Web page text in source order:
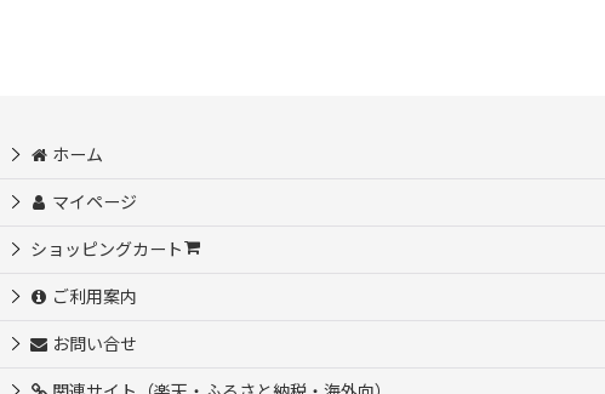
ホーム
マイページ
ショッピングカート
ご利用案内
お問い合せ